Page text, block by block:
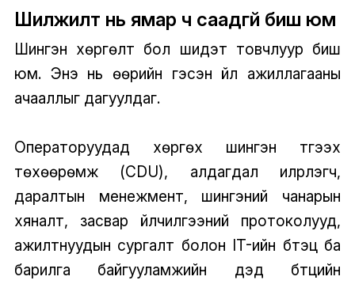
Шилжилт нь ямар ч саадгүй биш юм
Шингэн хөргөлт бол шидэт товчлуур биш
юм. Энэ нь өөрийн гэсэн үйл ажиллагааны
ачааллыг дагуулдаг.
Операторуудад хөргөх шингэн түгээх
төхөөрөмж (CDU), алдагдал илрүүлэгч,
даралтын менежмент, шингэний чанарын
хяналт, засвар үйлчилгээний протоколууд,
ажилтнуудын сургалт болон IT-ийн бүтэц ба
барилга байгууламжийн дэд бүтцийн